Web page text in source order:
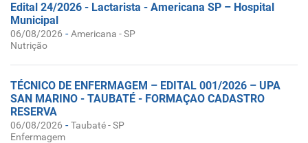
Edital 24/2026 - Lactarista - Americana SP – Hospital
Municipal
06/08/2026 -Americana - SP
Nutrição
TÉCNICO DE ENFERMAGEM – EDITAL 001/2026 – UPA
SAN MARINO - TAUBATÉ - FORMAÇAO CADASTRO
RESERVA
06/08/2026 -Taubaté - SP
Enfermagem